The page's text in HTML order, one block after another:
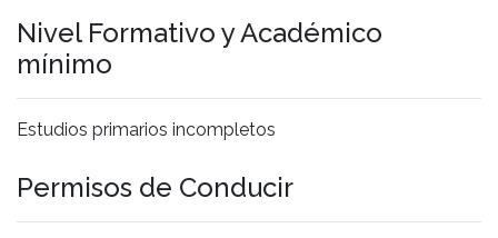
Nivel Formativo y Académico
mínimo
Estudios primarios incompletos
Permisos de Conducir